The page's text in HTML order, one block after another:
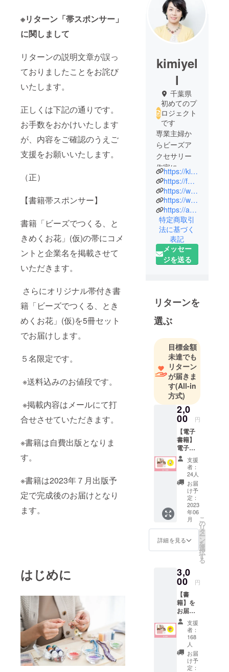
※リターン「帯スポンサー」
に関しまして
リターンの説明文章が誤っ
ておりましたことをお詫び
いたします。
正しくは下記の通りです。
お手数をおかけいたします
が、内容をご確認のうえご
支援をお願いいたします。
（正）
【書籍帯スポンサー】
書籍「ビーズでつくる、と
きめくお花」(仮)の帯にコメ
ントと企業名を掲載させて
いただきます。
さらにオリジナル帯付き書
籍「ビーズでつくる、とき
めくお花」(仮)を5冊セット
でお届けします。
５名限定です。
※送料込みのお値段です。
※掲載内容はメールにて打
合せさせていただきます。
※書籍は自費出版となりま
す。
※書籍は2023年７月出版予
定で完成後のお届けとなり
ます。
はじめに
kimiyel
l
千葉県
初めてのプ
ロジェクト
です
専業主婦か
らビーズア
クセサリー
作家に。
おしゃれで
作りやすい
作品は年齢
を問わず人
気がある。
作りやす
く、遊び心
と優雅さを
る」と「お
しゃれ」を
楽しみライ
フスタイル
に合わせて
様々なビー
ズアクセサ
リーのあり
方や作り方
をご提案し
お伝えして
います。
2008年ビー
ズアート
ジャパン大
賞｢文部科学
大臣賞｣を受
TOHOシード
ビーズ協会
ビーズス
テッチ講座
のカリキュ
他、有名デ
パートの催
事出店・ア
メリカ・中
国での指導
経験やテレ
ビ番組の取
材を受ける
など多彩な
https://kimiyell.com/
https://felice-jewelry.com/
https://www.instagram.com/kimiyell/
https://www.youtube.com/channel/UCHC6RVGYoQoMk8bAKRRT1aQ
https://ameblo.jp/felice-kimie/
特定商取引
法に基づく
表記
メッセー
ジを送る
リターンを
選ぶ
目標金額
未達でも
リターン
が届きま
す(All-in
方式)
2,0
00 円
【電子
書籍】
電子書
籍をお
届けし
ます。
著者・
周藤紀
美恵の
お礼の
メッ
セージ
と限定
レシピ
のプレ
ゼント
ていま
す。 ※
メール
にて送
らせて
いただ
きま
す。 ※
書籍は
2023年
6月出版
予定で
す。 ※
支援
者：
24人
お届
け予
定：
2023
年06
月
詳細を見る
こ
の
リ
タ
ー
ン
を
選
択
す
る
3,0
00 円
【書
籍】を
お届け
しま
す。 書
「ビー
ズでつ
くる、
ときめ
支援
者：
168
人
お届
け予
定：